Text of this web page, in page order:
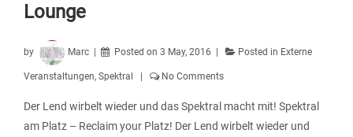
Lounge
by Marc Posted on 3 May, 2016 Posted in Externe
Veranstaltungen, Spektral No Comments
Der Lend wirbelt wieder und das Spektral macht mit! Spektral
am Platz – Reclaim your Platz! Der Lend wirbelt wieder und